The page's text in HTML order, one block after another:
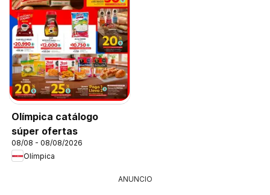
Olímpica catálogo
súper ofertas
08/08 - 08/08/2026
Olímpica
ANUNCIO